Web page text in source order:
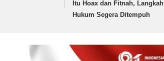
Itu Hoax dan Fitnah, Langkah
Hukum Segera Ditempuh